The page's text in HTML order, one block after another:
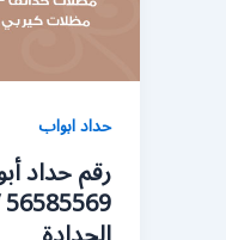
حداد ابواب
رقم حداد